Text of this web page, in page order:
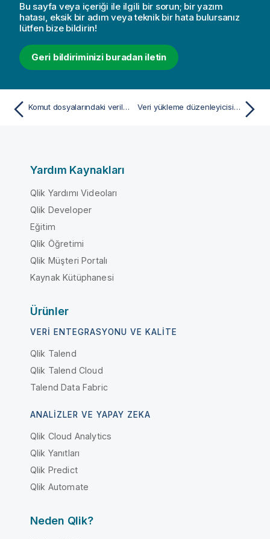
Bu sayfa veya içeriği ile ilgili bir sorun; bir yazım
hatası, eksik bir adım veya teknik bir hata bulursanız
lütfen bize bildirin!
Geri bildiriminizi buradan iletin
Komut dosyalarındaki verileri dışa aktarmak için komut dosyalarını çalıştırma Veri yükleme düzenleyicisi ve Komut dosyası kodu içindeki klavye kısayolları
Yardım Kaynakları
Qlik Yardımı Videoları
Qlik Developer
Eğitim
Qlik Öğretimi
Qlik Müşteri Portalı
Kaynak Kütüphanesi
Ürünler
VERI ENTEGRASYONU VE KALITE
Qlik Talend
Qlik Talend Cloud
Talend Data Fabric
ANALIZLER VE YAPAY ZEKA
Qlik Cloud Analytics
Qlik Yanıtları
Qlik Predict
Qlik Automate
Neden Qlik?